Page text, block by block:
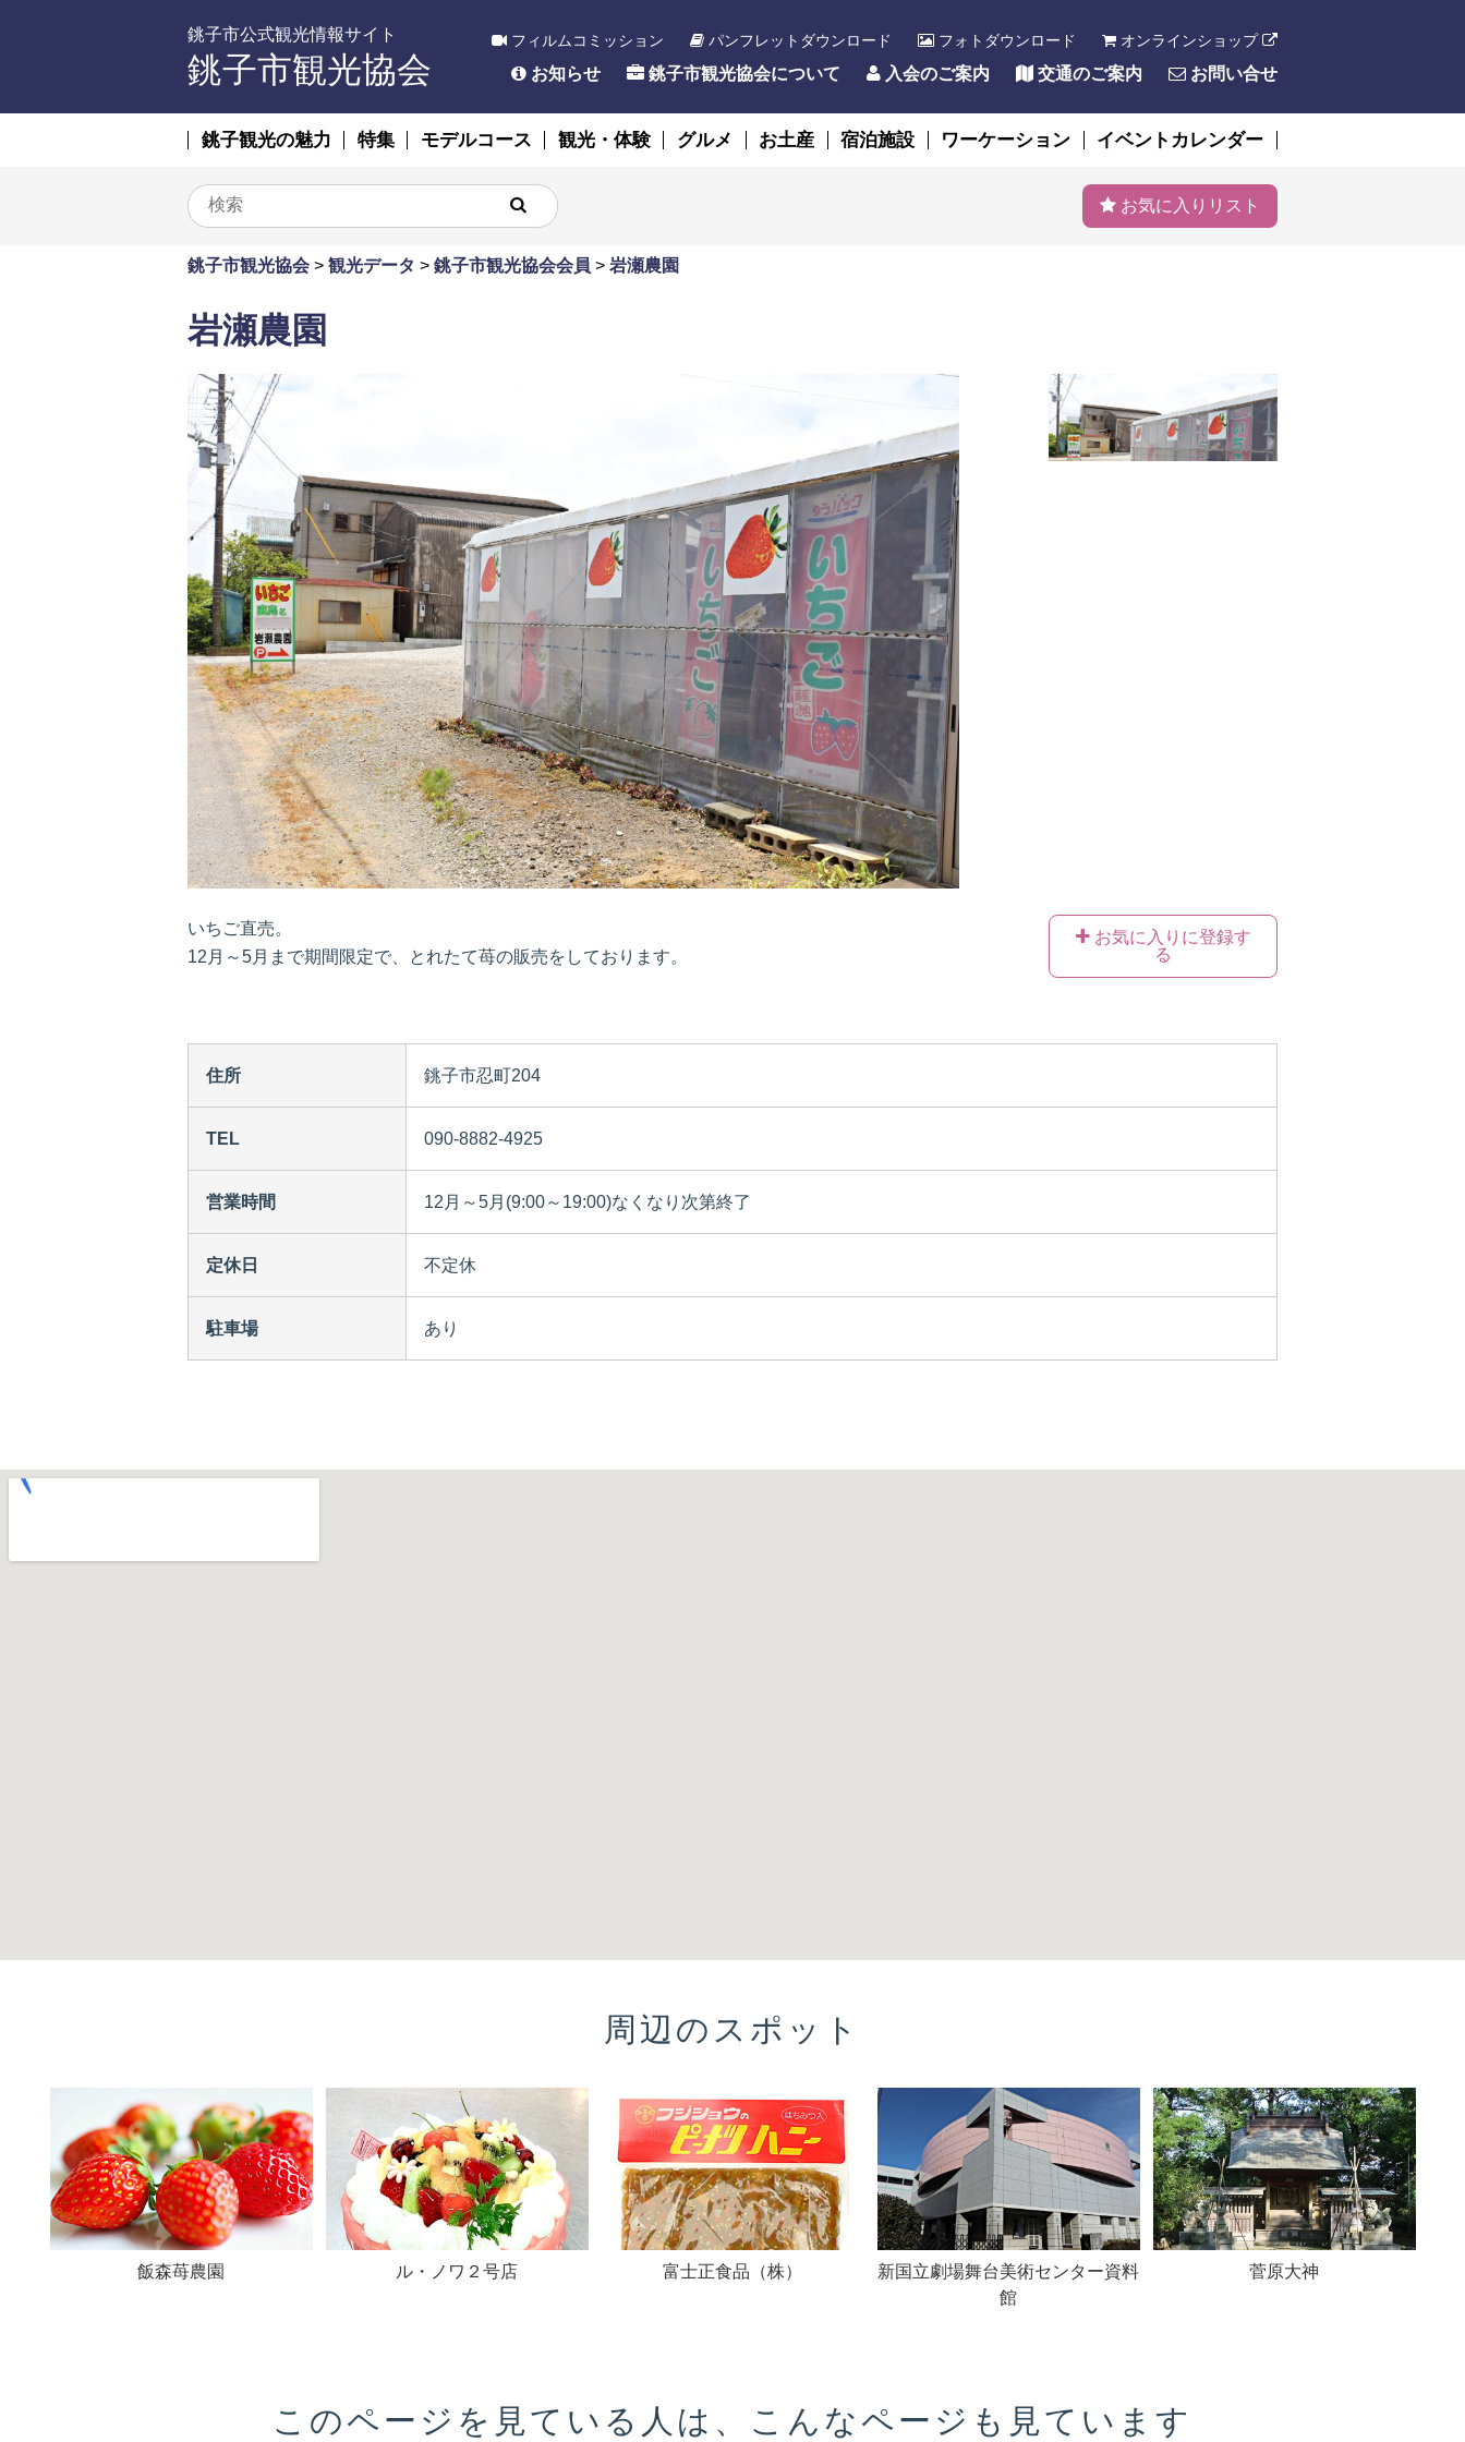
銚子市公式観光情報サイト
銚子市観光協会
フィルムコミッション パンフレットダウンロード フォトダウンロード オンラインショップ
お知らせ 銚子市観光協会について 入会のご案内 交通のご案内 お問い合せ
銚子観光の魅力 特集 モデルコース 観光・体験 グルメ お土産 宿泊施設 ワーケーション イベントカレンダー
お気に入りリスト
銚子市観光協会 > 観光データ > 銚子市観光協会会員 > 岩瀬農園
岩瀬農園
いちご直売。
12月～5月まで期間限定で、とれたて苺の販売をしております。
お気に入りに登録す
る
住所 銚子市忍町204
TEL 090-8882-4925
営業時間 12月～5月(9:00～19:00)なくなり次第終了
定休日 不定休
駐車場 あり
周辺のスポット
飯森苺農園 ル・ノワ２号店 富士正食品（株）
新国立劇場舞台美術センター資料
館
菅原大神
このページを見ている人は、こんなページも見ています